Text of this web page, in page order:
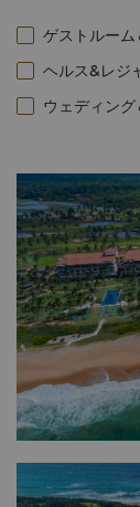
ゲストルーム
ヘルス&レジ
ウェディン